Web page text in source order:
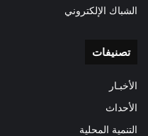
الشباك الإلكتروني
تصنيفات
الأخبـار
الأحداث
التنمية المحلية